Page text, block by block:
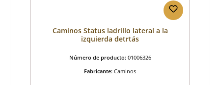
Caminos Status ladrillo lateral a la
izquierda detrtás
Número de producto: 01006326
Fabricante: Caminos